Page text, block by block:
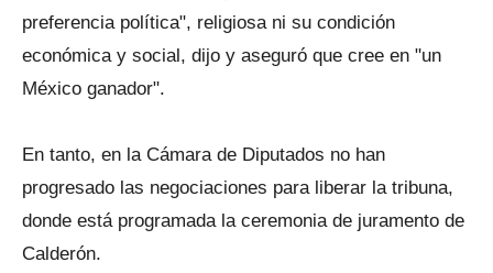
preferencia política", religiosa ni su condición
económica y social, dijo y aseguró que cree en "un
México ganador".
En tanto, en la Cámara de Diputados no han
progresado las negociaciones para liberar la tribuna,
donde está programada la ceremonia de juramento de
Calderón.